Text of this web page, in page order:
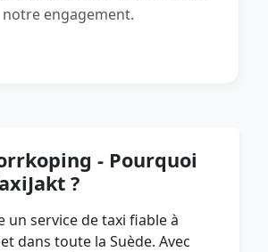
notre engagement.
- Pourquoi
?
un service de taxi fiable à
dans toute la Suède. Avec